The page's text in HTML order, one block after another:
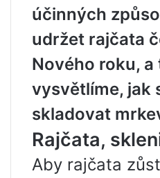
účinných
udržet rajčata
Nového roku, a
vysvětlíme, jak
skladovat
Rajčata,
Aby rajčata